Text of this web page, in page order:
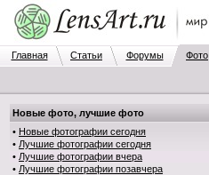
Главная Статьи Форумы Фото
Новые фото, лучшие фото
• Новые фотографии сегодня
• Лучшие фотографии сегодня
• Лучшие фотографии вчера
• Лучшие фотографии позавчера